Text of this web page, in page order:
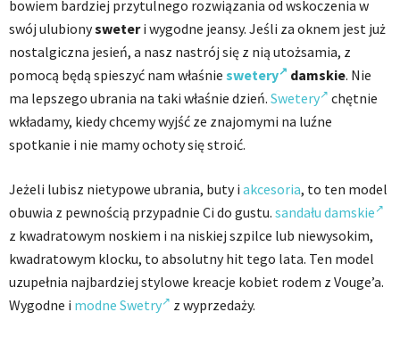
bowiem bardziej przytulnego rozwiązania od wskoczenia w
swój ulubionysweteri wygodne jeansy. Jeśli za oknem jest już
nostalgiczna jesień, a nasz nastrój się z nią utożsamia, z
pomocą będą spieszyć nam właśnie swetery damskie. Nie
ma lepszego ubrania na taki właśnie dzień. Swetery
chętnie
wkładamy, kiedy chcemy wyjść ze znajomymi na luźne
spotkanie i nie mamy ochoty się stroić.
Jeżeli lubisz nietypowe ubrania, buty i akcesoria, to ten model
obuwia z pewnością przypadnie Ci do gustu. sandału damskie
z kwadratowym noskiem i na niskiej szpilce lub niewysokim,
kwadratowym klocku, to absolutny hit tego lata. Ten model
uzupełnia najbardziej stylowe kreacje kobiet rodem z Vouge’a.
Wygodne i modne Swetry z wyprzedaży.